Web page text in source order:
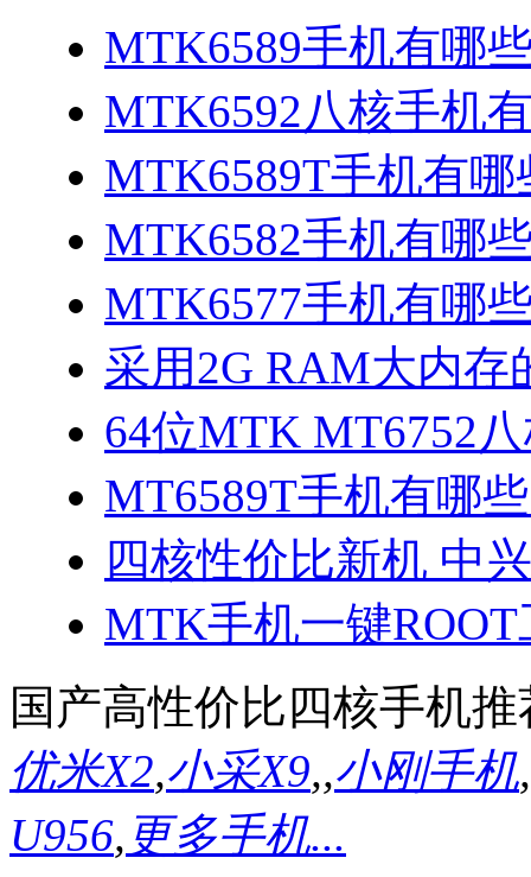
MTK6589手机有哪
MTK6592八核手机
MTK6589T手机有
MTK6582手机有哪
MTK6577手机有哪
采用2G RAM大内存
64位MTK MT6752
MT6589T手机有哪
四核性价比新机 中
MTK手机一键ROOT
国产高性价比四核手机推
优米X2,小采X9,,小刚手机,
U956, 更多手机...